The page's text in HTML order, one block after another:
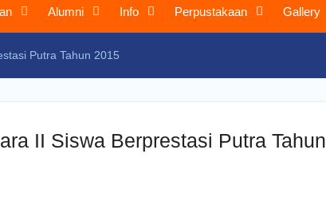
Alumni Info Perpustakaan Gallery
Putra Tahun 2015
II Siswa Berprestasi Putra Tahun